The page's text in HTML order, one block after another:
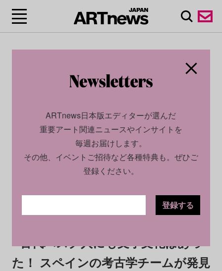
2022.11.29
古代バスク人にも文字文化はあっ
た！ スペインの考古学チームが発見
ARTnews日本版エディターが選んだ
重要アート関連ニュースやインサイトを
毎週お届けします。
その他、イベントご招待など各種特典も。ぜひご
登録ください。
登録する